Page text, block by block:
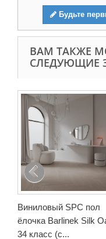
Будьте
ВАМ ТАКЖЕ
СЛЕДУЮЩИЕ
Виниловый SPC пол
ёлочка Barlinek Silk
34 класс (с...